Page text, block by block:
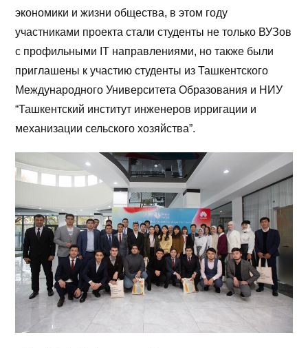
экономики и жизни общества, в этом году
участниками проекта стали студенты не только ВУЗов
с профильными IT направлениями, но также были
приглашены к участию студенты из Ташкентского
Международного Университета Образования и НИУ
“Ташкентский институт инженеров ирригации и
механизации сельского хозяйства”.